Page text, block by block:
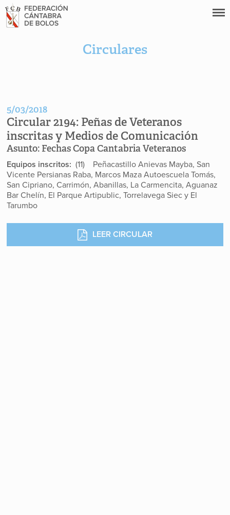
Circulares
5/03/2018
Circular 2194: Peñas de Veteranos
inscritas y Medios de Comunicación
Asunto: Fechas Copa Cantabria Veteranos
Equipos inscritos:(11) Peñacastillo Anievas Mayba, San
Vicente Persianas Raba, Marcos Maza Autoescuela Tomás,
San Cipriano, Carrimón, Abanillas, La Carmencita, Aguanaz
Bar Chelín, El Parque Artipublic, Torrelavega Siec y El
Tarumbo
LEER CIRCULAR